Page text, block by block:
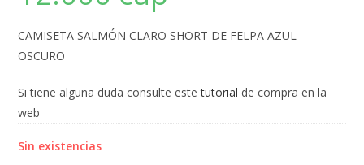
CAMISETA SALMÓN CLARO SHORT DE FELPA AZUL
OSCURO
Si tiene alguna duda consulte estetutorial de compra en la
web
Sin existencias